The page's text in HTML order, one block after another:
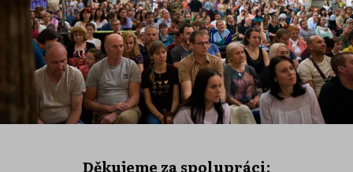
Děkujeme za spolupráci: